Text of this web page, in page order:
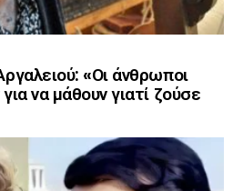
«Οι άνθρωποι
να μάθουν γιατί ζούσε